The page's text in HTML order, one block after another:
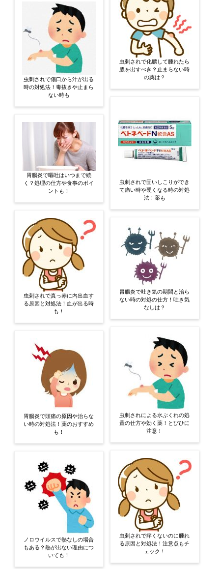
虫刺されで傷口から汁が出る
時の対処法！毒抜きや止まら
ない時も
胃腸炎で嘔吐はいつまで続
く？処理の仕方や食事のポイ
ントも！
虫刺されで真っ赤に内出血す
る原因と対処法！血が出る時
も！
胃腸炎で頭痛の原因や治らな
い時の対処法！薬のおすすめ
も！
ノロウイルスで熱なしの場合
もある？熱が出ない理由につ
いても！
虫刺されで化膿して腫れたら
膿を出すべき？止まらない時
の薬は？
虫刺されで固いしこりができ
て痛い時や硬くなる時の対処
法！薬も
胃腸炎で吐き気の期間と治ら
ない時の対処の仕方！吐き気
なしは？
虫刺されによる水ぶくれの処
置の仕方や効く薬！とびひに
注意！
虫刺されで痒くないのに腫れ
る原因と対処法！注意点もチ
ェック！